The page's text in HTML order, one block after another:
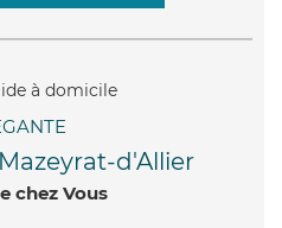
Mazeyrat-d'Allier
chez Vous